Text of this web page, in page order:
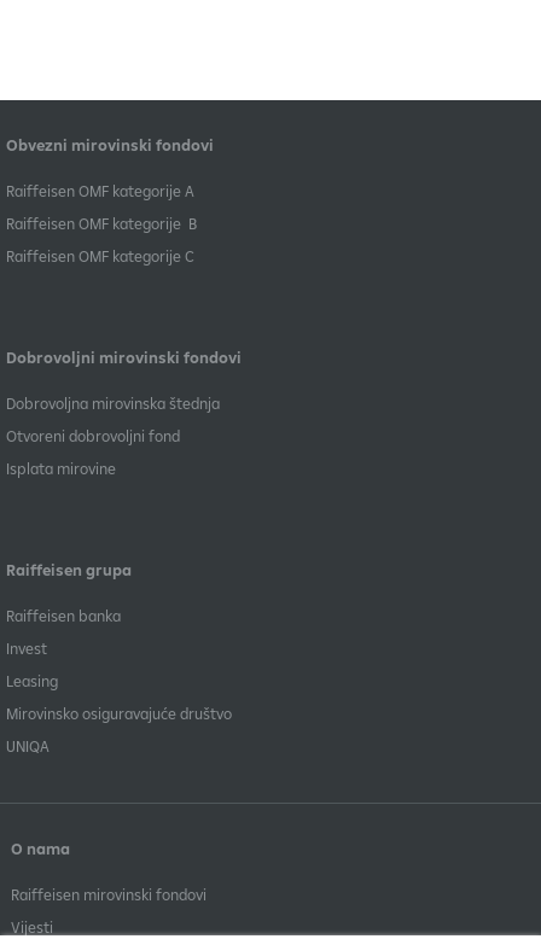
Obvezni mirovinski fondovi
​Raiffeisen OMF kategorije A
Raiffeisen OMF kategorije B
​Raiffeisen OMF kategorije C
Dobrovoljni mirovinski fondovi
Dobrovoljna mirovinska štednja
Otvoreni dobrovoljni fond
Isplata mirovine
Raiffeisen grupa
Raiffeisen banka
Invest
Leasing
Mirovinsko osiguravajuće društvo
UNIQA
O nama
Raiffeisen mirovinski fondovi
Vijesti